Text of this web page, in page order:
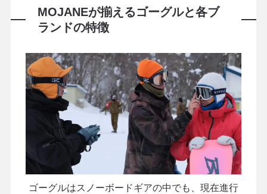
MOJANEが揃えるゴーグルと各ブ
ランドの特徴
ゴーグルはスノーボードギアの中でも、現在進行